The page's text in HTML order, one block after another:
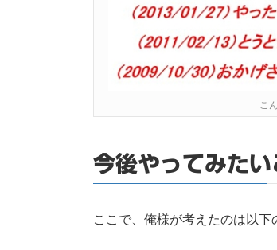
こ
今後やってみたい
ここで、俺様が考えたのは以下